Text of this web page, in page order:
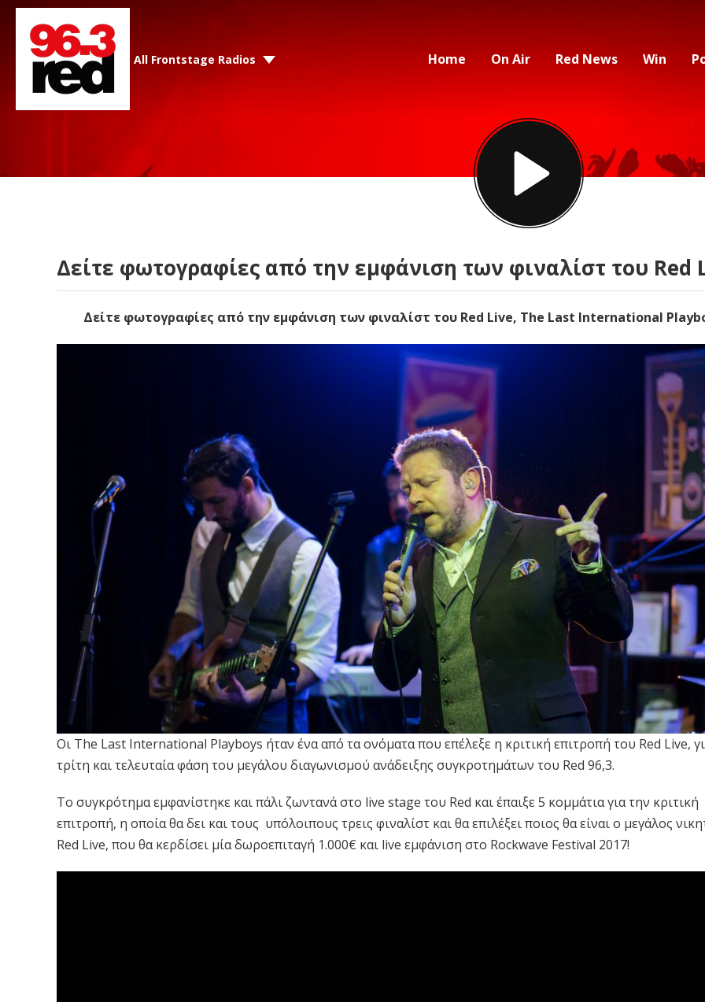
All Frontstage Radios Home On Air Red News Win
Δείτε φωτογραφίες από την εμφάνιση των φιναλίστ του Red
Δείτε φωτογραφίες από την εμφάνιση των φιναλίστ του Red Live, The Last International
Οι The Last International Playboys ήταν ένα από τα ονόματα που επέλεξε η κριτική επιτροπή του Red Live,
τρίτη και τελευταία φάση του μεγάλου διαγωνισμού ανάδειξης συγκροτημάτων του Red 96,3.
Το συγκρότημα εμφανίστηκε και πάλι ζωντανά στο live stage του Red και έπαιξε 5 κομμάτια για την κριτική
επιτροπή, η οποία θα δει και τους υπόλοιπους τρεις φιναλίστ και θα επιλέξει ποιος θα είναι ο μεγάλος
Red Live, που θα κερδίσει μία δωροεπιταγή 1.000€ και live εμφάνιση στο Rockwave Festival 2017!